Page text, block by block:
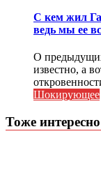
С кем жил
ведь мы ее
О
известно, а
Шокирующее
Тоже интересно